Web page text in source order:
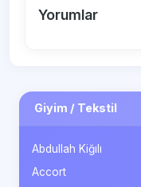
Yorumlar
Giyim / Tekstil
Abdullah Kiğılı
Accort